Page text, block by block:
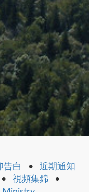
告白 •
近期通知
• 視頻集錦
•